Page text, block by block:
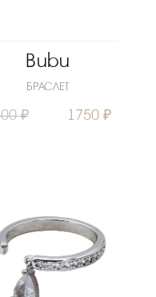
Bubu
БРАСЛЕТ
₽ 1750 ₽